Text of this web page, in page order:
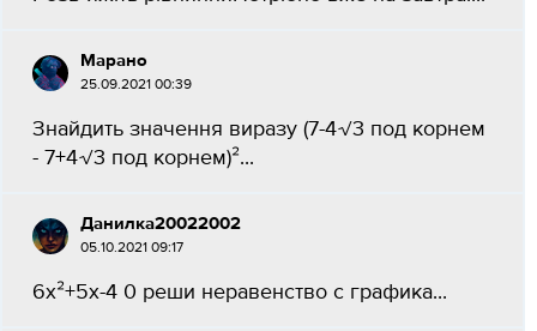
Марано
25.09.2021 00:39
Знайдить значення виразу (7-4√3 под корнем
- 7+4√3 под корнем)²...
Данилка20022002
05.10.2021 09:17
6х²+5х-4 0 реши неравенство с графика...